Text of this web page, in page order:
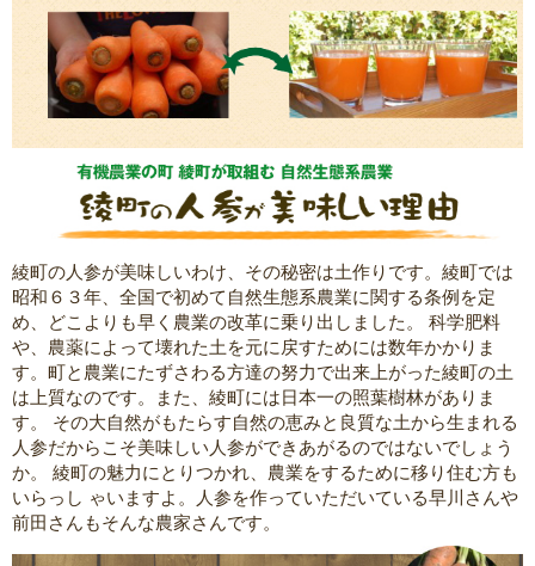
綾町の人参が美味しいわけ、その秘密は土作りです。綾町では
昭和６３年、全国で初めて自然生態系農業に関する条例を定
め、どこよりも早く農業の改革に乗り出しました。 科学肥料
や、農薬によって壊れた土を元に戻すためには数年かかりま
す。町と農業にたずさわる方達の努力で出来上がった綾町の土
は上質なのです。また、綾町には日本一の照葉樹林がありま
す。 その大自然がもたらす自然の恵みと良質な土から生まれる
人参だからこそ美味しい人参ができあがるのではないでしょう
か。 綾町の魅力にとりつかれ、農業をするために移り住む方も
いらっし ゃいますよ。人参を作っていただいている早川さんや
前田さんもそんな農家さんです。